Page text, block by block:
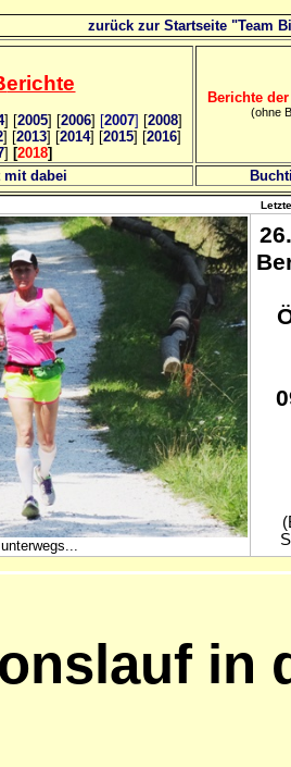
zurück zur Startseite "Team
erichte
] [2005] [2006] [2007] [2008]
] [2013] [2014] [2015] [2016]
] [2018]
Berichte
(ohne
mit dabei
26
in